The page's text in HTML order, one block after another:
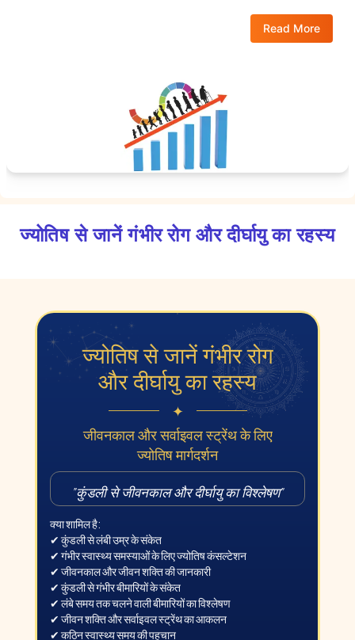
Read More
ज्योतिष से जानें गंभीर रोग और दीर्घायु का रहस्य
ज्योतिष से जानें गंभीर रोग
और दीर्घायु का रहस्य
✦
जीवनकाल और सर्वाइवल स्ट्रेंथ के लिए
ज्योतिष मार्गदर्शन
"कुंडली से जीवनकाल और दीर्घायु का विश्लेषण"
क्या शामिल है:
✔ कुंडली से लंबी उम्र के संकेत
✔ गंभीर स्वास्थ्य समस्याओं के लिए ज्योतिष कंसल्टेशन
✔ जीवनकाल और जीवन शक्ति की जानकारी
✔ कुंडली से गंभीर बीमारियों के संकेत
✔ लंबे समय तक चलने वाली बीमारियों का विश्लेषण
✔ जीवन शक्ति और सर्वाइवल स्ट्रेंथ का आकलन
✔ कठिन स्वास्थ्य समय की पहचान